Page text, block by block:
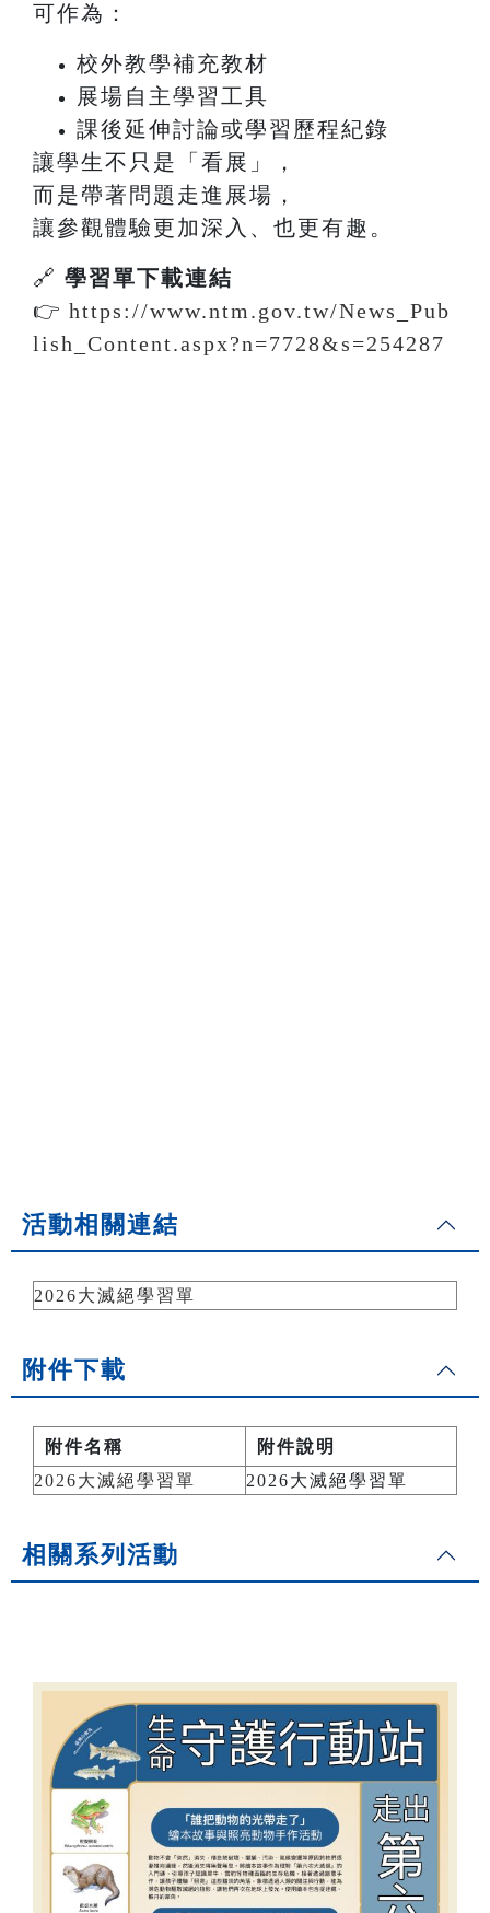
可作為：
校外教學補充教材
展場自主學習工具
課後延伸討論或學習歷程紀錄
讓學生不只是「看展」，
而是帶著問題走進展場，
讓參觀體驗更加深入、也更有趣。
🔗 學習單下載連結
👉 https://www.ntm.gov.tw/News_Pub
lish_Content.aspx?n=7728&s=254287
活動相關連結
2026大滅絕學習單
附件下載
附件名稱
附件說明
2026大滅絕學習單
2026大滅絕學習單
相關系列活動